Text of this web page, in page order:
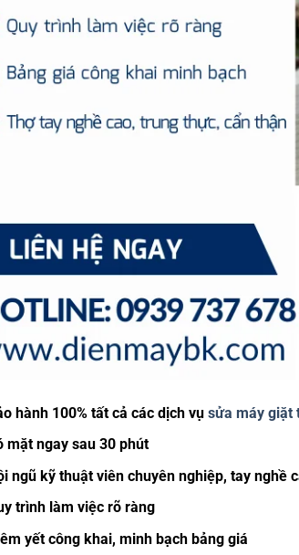
hành 100% tất cả các dịch vụ sửa máy giặt
mặt ngay sau 30 phút
ngũ kỹ thuật viên chuyên nghiệp, tay nghề
trình làm việc rõ ràng
yết công khai, minh bạch bảng giá